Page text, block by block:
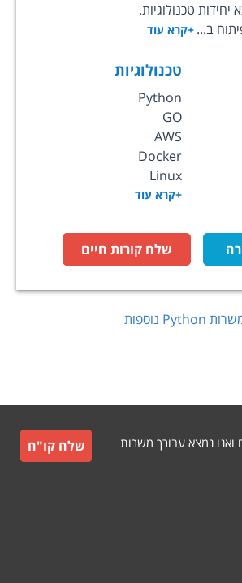
יחידות טכנולוגיות.
+קרא עוד
טכנולוגיות
Python
GO
AWS
Docker
Linux
+קרא עוד
שלח קורות חיים
Python נוספות
נמצא עבורך משרות
שלח קו"ח